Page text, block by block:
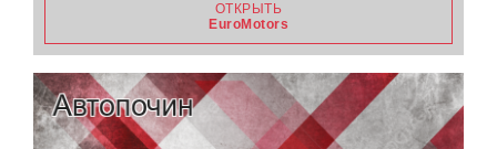
ОТКРЫТЬ
EuroMotors